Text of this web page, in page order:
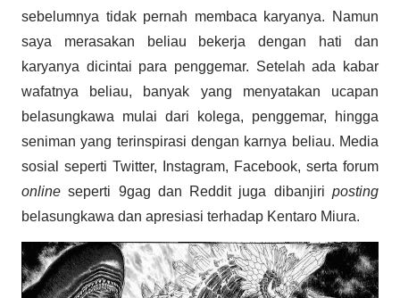
sebelumnya tidak pernah membaca karyanya. Namun
saya merasakan beliau bekerja dengan hati dan
karyanya dicintai para penggemar. Setelah ada kabar
wafatnya beliau, banyak yang menyatakan ucapan
belasungkawa mulai dari kolega, penggemar, hingga
seniman yang terinspirasi dengan karnya beliau. Media
sosial seperti Twitter, Instagram, Facebook, serta forum
onlineseperti 9gag dan Reddit juga dibanjiriposting
belasungkawa dan apresiasi terhadap Kentaro Miura.